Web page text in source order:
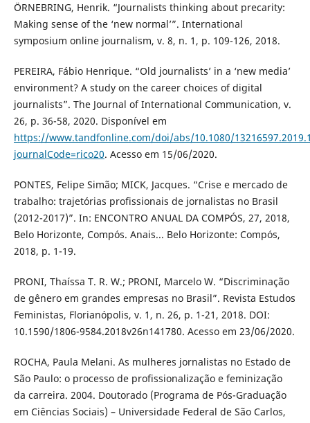
ÖRNEBRING, Henrik. “Journalists thinking about precarity:
Making sense of the ‘new normal’”. International
symposium online journalism, v. 8, n. 1, p. 109-126, 2018.
PEREIRA, Fábio Henrique. “Old journalists’ in a ‘new media’
environment? A study on the career choices of digital
journalists”. The Journal of International Communication, v.
26, p. 36-58, 2020. Disponível em
https://www.tandfonline.com/doi/abs/10.1080/
journalCode=rico20. Acesso em 15/06/2020.
PONTES, Felipe Simão; MICK, Jacques. “Crise e mercado de
trabalho: trajetórias profissionais de jornalistas no Brasil
(2012-2017)”. In: ENCONTRO ANUAL DA COMPÓS, 27, 2018,
Belo Horizonte, Compós. Anais... Belo Horizonte: Compós,
2018, p. 1-19.
PRONI, Thaíssa T. R. W.; PRONI, Marcelo W. “Discriminação
de gênero em grandes empresas no Brasil”. Revista Estudos
Feministas, Florianópolis, v. 1, n. 26, p. 1-21, 2018. DOI:
10.1590/1806-9584.2018v26n141780. Acesso em 23/06/2020.
ROCHA, Paula Melani. As mulheres jornalistas no Estado de
São Paulo: o processo de profissionalização e feminização
da carreira. 2004. Doutorado (Programa de Pós-Graduação
em Ciências Sociais) – Universidade Federal de São Carlos,